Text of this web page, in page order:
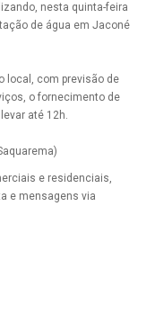
nesta quinta-feira
de água em Jaconé
local, com previsão de
o fornecimento de
até 12h.
e residenciais,
e mensagens via